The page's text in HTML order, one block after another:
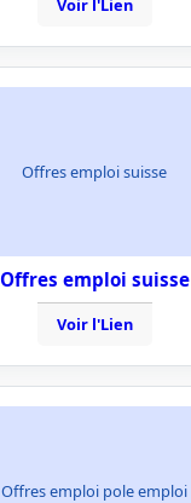
Voir l'Lien
Offres emploi suisse
Offres emploi suisse
Voir l'Lien
Offres emploi pole emploi